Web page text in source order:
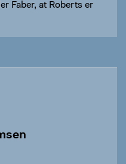
Faber, at Roberts er